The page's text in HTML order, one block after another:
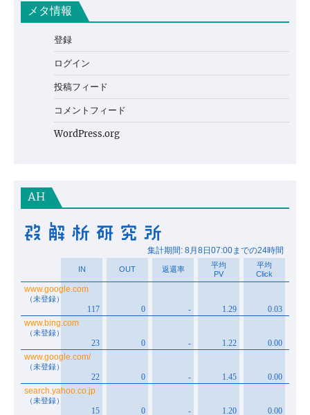
メタ情報
登録
ログイン
投稿フィード
コメントフィード
WordPress.org
AH